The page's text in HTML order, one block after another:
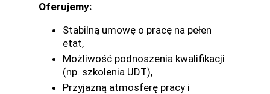
Oferujemy:
Stabilną umowę o pracę na pełen
etat,
Możliwość podnoszenia kwalifikacji
(np. szkolenia UDT),
Przyjazną atmosferę pracy i